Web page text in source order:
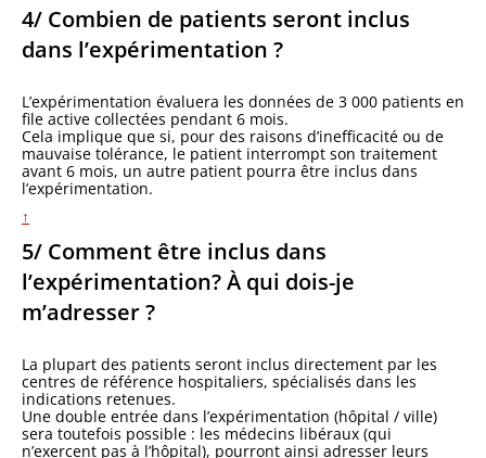
4/ Combien de patients seront inclus
dans l’expérimentation ?
L’expérimentation évaluera les données de 3 000 patients en
file active collectées pendant 6 mois.
Cela implique que si, pour des raisons d’inefficacité ou de
mauvaise tolérance, le patient interrompt son traitement
avant 6 mois, un autre patient pourra être inclus dans
l’expérimentation.
↑
5/ Comment être inclus dans
l’expérimentation? À qui dois-je
m’adresser ?
La plupart des patients seront inclus directement par les
centres de référence hospitaliers, spécialisés dans les
indications retenues.
Une double entrée dans l’expérimentation (hôpital / ville)
sera toutefois possible : les médecins libéraux (qui
n’exercent pas à l’hôpital), pourront ainsi adresser leurs